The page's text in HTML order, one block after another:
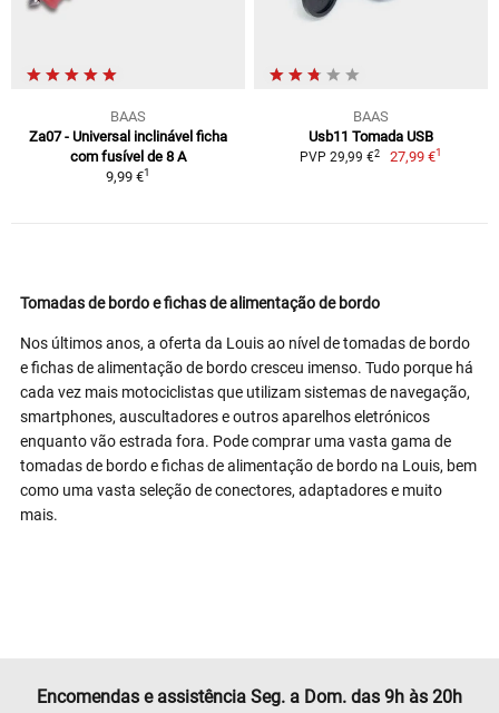
BAAS
Za07 - Universal inclinável ficha
com fusível de 8 A
9,99 €1
BAAS
Usb11 Tomada USB
PVP 29,99 €2 27,99 €1
Tomadas de bordo e fichas de alimentação de bordo
Nos últimos anos, a oferta da Louis ao nível de tomadas de bordo
e fichas de alimentação de bordo cresceu imenso. Tudo porque há
cada vez mais motociclistas que utilizam sistemas de navegação,
smartphones, auscultadores e outros aparelhos eletrónicos
enquanto vão estrada fora. Pode comprar uma vasta gama de
tomadas de bordo e fichas de alimentação de bordo na Louis, bem
como uma vasta seleção de conectores, adaptadores e muito
mais.
Encomendas e assistência Seg. a Dom. das 9h às 20h